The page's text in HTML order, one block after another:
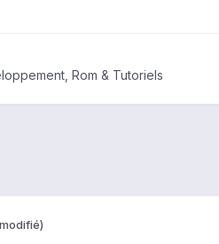
Rom & Tutoriels